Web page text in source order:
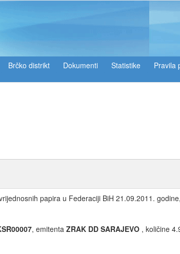
Brčko distrikt Dokumenti Statistike
papira u Federaciji BiH 21.09.2011.
, emitenta ZRAK DD SARAJEVO , količine